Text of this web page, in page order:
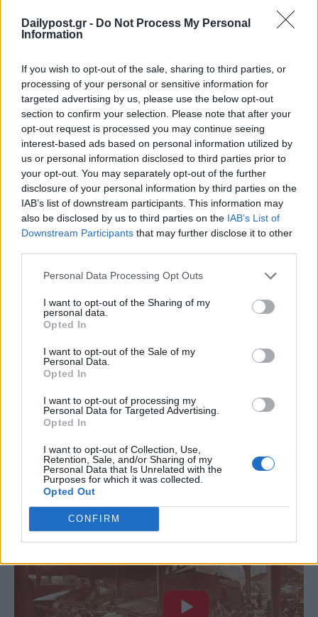
Dailypost.gr - Do Not Process My Personal
Information
If you wish to opt-out of the sale, sharing to third parties, or
processing of your personal or sensitive information for
targeted advertising by us, please use the below opt-out
section to confirm your selection. Please note that after your
opt-out request is processed you may continue seeing
interest-based ads based on personal information utilized by
us or personal information disclosed to third parties prior to
your opt-out. You may separately opt-out of the further
disclosure of your personal information by third parties on the
IAB’s list of downstream participants. This information may
also be disclosed by us to third parties on the IAB’s List of
Downstream Participants that may further disclose it to other
Personal Data Processing Opt Outs
I want to opt-out of the Sharing of my
personal data.
Opted In
I want to opt-out of the Sale of my
Personal Data.
Opted In
I want to opt-out of processing my
Personal Data for Targeted Advertising.
Opted In
I want to opt-out of Collection, Use,
Retention, Sale, and/or Sharing of my
Personal Data that Is Unrelated with the
Purposes for which it was collected.
Opted Out
CONFIRM